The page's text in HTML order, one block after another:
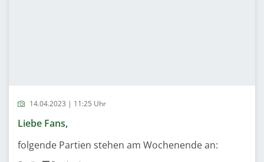
14.04.2023 | 11:25 Uhr
Liebe Fans,
folgende Partien stehen am Wochenende an: